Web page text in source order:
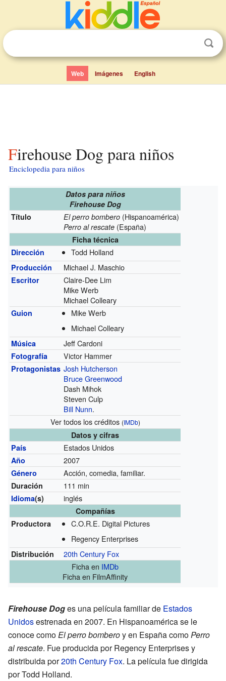
Web Imágenes English
Firehouse Dog para niños
Enciclopedia para niños
Datos para niños
Firehouse Dog
Título
El perro bombero (Hispanoamérica)
Perro al rescate (España)
Ficha técnica
Dirección
Todd Holland
Producción Michael J. Maschio
Escritor
Claire-Dee Lim
Mike Werb
Michael Colleary
Guion
Mike Werb
Michael Colleary
Música Jeff Cardoni
Fotografía Victor Hammer
Protagonistas Josh Hutcherson
Bruce Greenwood
Dash Mihok
Steven Culp
Bill Nunn.
Ver todos los créditos (IMDb)
Datos y cifras
País
Estados Unidos
Año 2007
Género Acción, comedia, familiar.
Duración 111 min
Idioma(s) inglés
Compañías
Productora
C.O.R.E. Digital Pictures
Regency Enterprises
Distribución
20th Century Fox
Ficha en IMDb
Ficha en FilmAffinity
Firehouse Doges una película familiar de Estados
Unidosestrenada en 2007. En Hispanoamérica se le
conoce comoEl perro bomberoy en España comoPerro
al rescate. Fue producida por Regency Enterprises y
distribuida por20th Century Fox. La película fue dirigida
por Todd Holland.